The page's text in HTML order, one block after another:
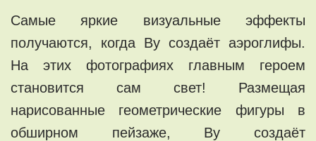
Самые яркие визуальные эффекты
получаются, когда Ву создаёт аэроглифы.
На этих фотографиях главным героем
становится сам свет! Размещая
нарисованные геометрические фигуры в
обширном пейзаже, Ву создаёт